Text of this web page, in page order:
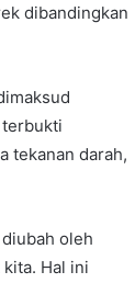
dibandingkan
tekanan darah,
oleh
Hal ini